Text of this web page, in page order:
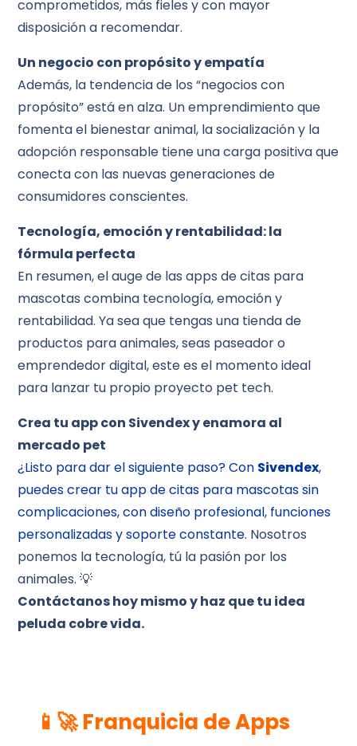
comprometidos, más fieles y con mayor
disposición a recomendar.
Un negocio con propósito y empatía
Además, la tendencia de los “negocios con
propósito” está en alza. Un emprendimiento que
fomenta el bienestar animal, la socialización y la
adopción responsable tiene una carga positiva que
conecta con las nuevas generaciones de
consumidores conscientes.
Tecnología, emoción y rentabilidad: la
fórmula perfecta
En resumen, el auge de las apps de citas para
mascotas combina tecnología, emoción y
rentabilidad. Ya sea que tengas una tienda de
productos para animales, seas paseador o
emprendedor digital, este es el momento ideal
para lanzar tu propio proyecto pet tech.
Crea tu app con Sivendex y enamora al
mercado pet
¿Listo para dar el siguiente paso? Con Sivendex,
puedes crear tu app de citas para mascotas sin
complicaciones, con diseño profesional, funciones
personalizadas y soporte constante. Nosotros
ponemos la tecnología, tú la pasión por los
animales. 💡
Contáctanos hoy mismo y haz que tu idea
peluda cobre vida.
📱🚀 Franquicia de Apps